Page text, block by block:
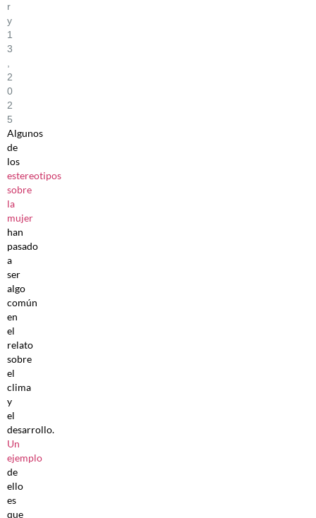
R
Y
1
3
2
0
2
5
Algunos
de
los
estereotipos
sobre
la
mujer
han
pasado
a
ser
algo
común
en
el
relato
sobre
el
clima
y
el
desarrollo.
Un
ejemplo
de
ello
es
que